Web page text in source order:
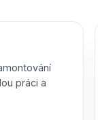
práci a